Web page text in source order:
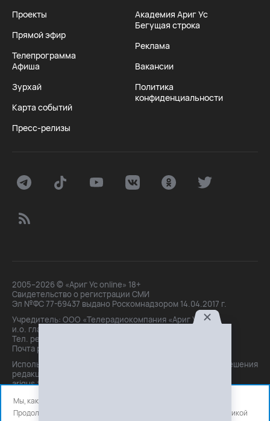
Проекты
Прямой эфир
Телепрограмма
Афиша
Зурхай
Карта событий
Пресс-релизы
Академия Ариг Ус
Бегущая строка
Реклама
Вакансии
Политика
конфиденциальности
2005–2026 © «Ариг Ус online» 18+
Свидетельство о регистрации СМИ
Эл №ФС 77-69437 выдано Роскомнадзором 14.04.2017 г.
Учредитель: ООО «Телерадиокомпания «Ариг Ус»,
и.о. главного редактора: Маханова О.Б.
Тел. peдakции: +7(3012)21-30-14,
Почта peдakции: editor@arigus.tv
Использование материалов только с письменного разрешения
редакции. При цитировании прямая активная ссылка на
arigus.tv обязательна.
Мы, как и все используем файлы cookie и сервисы аналитики.
Продолжая использовать сайт, вы соглашаетесь с нашей
политикой